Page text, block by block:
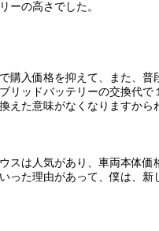
ーの高さでした。
購入価格を抑えて、また、普
リッドバッテリーの交換代で
えた意味がなくなりますから
スは人気があり、車両本体価
った理由があって、僕は、新